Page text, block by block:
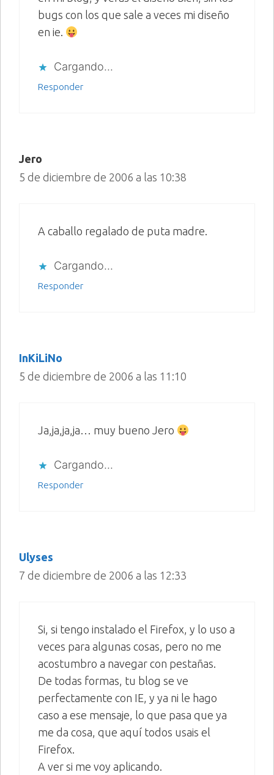
bugs con los que sale a veces mi diseño
en ie.
Cargando...
Responder
Jero
5 de diciembre de 2006 a las 10:38
A caballo regalado de puta madre.
Cargando...
Responder
InKiLiNo
5 de diciembre de 2006 a las 11:10
Ja,ja,ja,ja… muy bueno Jero
Cargando...
Responder
Ulyses
7 de diciembre de 2006 a las 12:33
Si, si tengo instalado el Firefox, y lo uso a
veces para algunas cosas, pero no me
acostumbro a navegar con pestañas.
De todas formas, tu blog se ve
perfectamente con IE, y ya ni le hago
caso a ese mensaje, lo que pasa que ya
me da cosa, que aquí todos usais el
Firefox.
A ver si me voy aplicando.